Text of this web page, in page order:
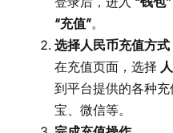
“充值”。
选择人民币充值方式
在充值页面，选择
到平台提供的各种
宝、微信等。